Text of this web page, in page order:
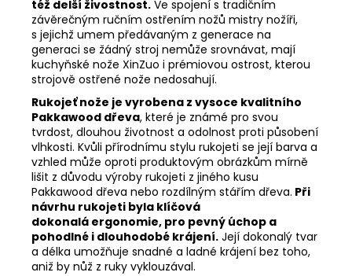
též delší živostnost. Ve spojení s tradičním
závěrečným ručním ostřením nožů mistry nožíři,
s jejichž umem předávaným z generace na
generaci se žádný stroj nemůže srovnávat, mají
kuchyňské nože XinZuo i prémiovou ostrost, kterou
strojově ostřené nože nedosahují.
Rukojeť nože je vyrobena z vysoce kvalitního
Pakkawood dřeva, které je známé pro svou
tvrdost, dlouhou životnost a odolnost proti působení
vlhkosti. Kvůli přírodnímu stylu rukojeti se její barva a
vzhled může oproti produktovým obrázkům mírně
lišit z důvodu výroby rukojeti z jiného kusu
Pakkawood dřeva nebo rozdílným stářím dřeva. Při
návrhu rukojeti byla klíčová
dokonalá ergonomie, pro pevný úchop a
pohodlné i dlouhodobé krájení. Její dokonalý tvar
a délka umožňuje snadné a ladné krájení bez toho,
aniž by nůž z ruky vyklouzával.